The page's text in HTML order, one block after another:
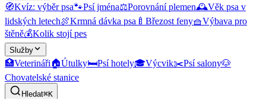
🧭Kvíz: výběr psa🐾Psí jména⚖️Porovnání plemen🕰️Věk psa v
lidských letech🍖Krmná dávka psa 🍼 Březost feny🧺Výbava pro
štěně💰Kolik stojí pes
Služby
🏥Veterináři🏠Útulky🛏️Psí hotely🎓Výcvik✂️Psí salony🐶
Chovatelské stanice
Hledat⌘K